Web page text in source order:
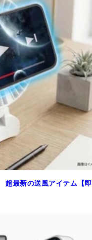
最新の送風アイテム【即